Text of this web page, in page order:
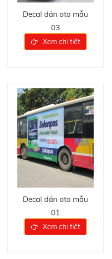
Decal dán oto mẫu
03
Xem chi tiết
Decal dán oto mẫu
01
Xem chi tiết